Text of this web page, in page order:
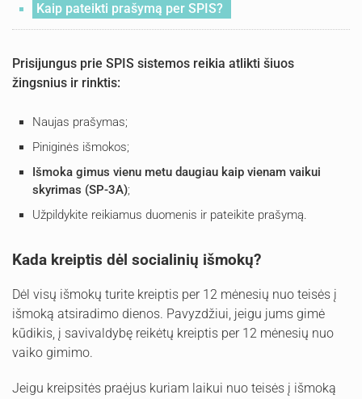
Kaip pateikti prašymą per SPIS?
Prisijungus prie SPIS sistemos reikia atlikti šiuos
žingsnius ir rinktis:
Naujas prašymas;
Piniginės išmokos;
Išmoka gimus vienu metu daugiau kaip vienam vaikui
skyrimas (SP-3A);
Užpildykite reikiamus duomenis ir pateikite prašymą.
Kada kreiptis dėl socialinių išmokų?
Dėl visų išmokų turite kreiptis per 12 mėnesių nuo teisės į
išmoką atsiradimo dienos. Pavyzdžiui, jeigu jums gimė
kūdikis, į savivaldybę reikėtų kreiptis per 12 mėnesių nuo
vaiko gimimo.
Jeigu kreipsitės praėjus kuriam laikui nuo teisės į išmoką